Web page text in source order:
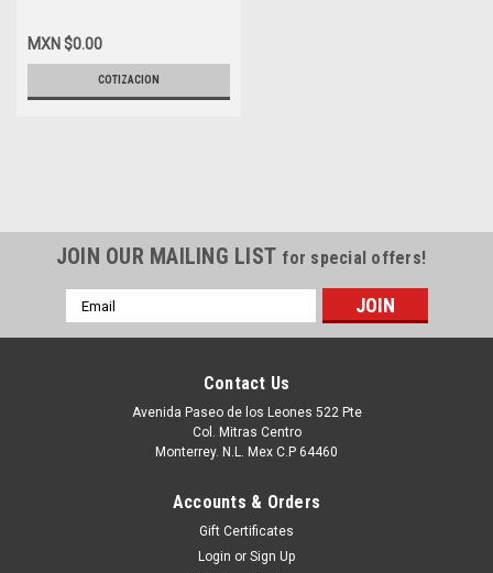
MXN $0.00
COTIZACION
JOIN OUR MAILING LIST for special offers!
Email
Address
Contact Us
Avenida Paseo de los Leones 522 Pte
Col. Mitras Centro
Monterrey. N.L. Mex C.P 64460
Accounts & Orders
Gift Certificates
Login or Sign Up